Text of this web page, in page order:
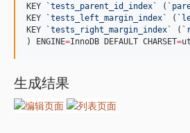
KEY
`tests_parent_id_index` ( `
KEY
`tests_left_margin_index` ( `
KEY
`tests_right_margin_index` ( `
) ENGINE=InnoDB DEFAULT CHARSET=
生成结果